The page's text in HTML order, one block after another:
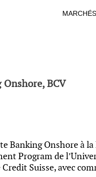
MARCHÉS
BCV
Banking Onshore à
Program de
Suisse, avec